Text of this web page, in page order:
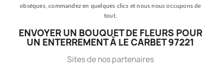
obsèques, commandez en quelques clics et nous nous occupons de
tout.
ENVOYER UN BOUQUET DE FLEURS POUR
UN ENTERREMENT À LE CARBET 97221
Sites de nos partenaires